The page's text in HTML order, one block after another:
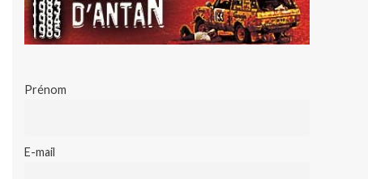
Prénom
E-mail